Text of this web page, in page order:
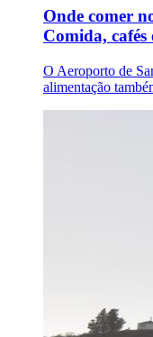
Onde comer
Comida, cafés
O Aeroporto de
alimentação